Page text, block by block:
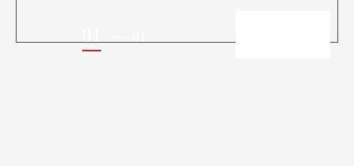
01 01